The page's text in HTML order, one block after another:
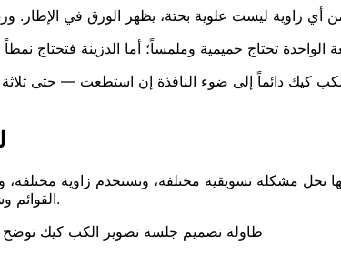
تحل مشكلة تسويقية مختلفة، وتستخدم زاوية
القوائم وشبكات التواصل والإعلانات وبطاقات بنترست لكل وصفة في سجلّك.
طاولة تصميم جلسة تصوير الكب كيك توضح